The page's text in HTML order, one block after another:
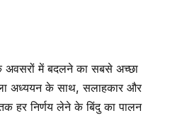
अवसरों में बदलने का सबसे अच्छा
अध्ययन के साथ, सलाहकार और
हर निर्णय लेने के बिंदु का पालन